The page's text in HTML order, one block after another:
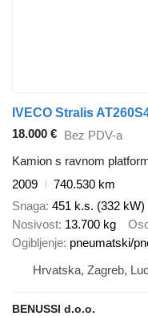
IVECO Stralis
18.000 € Bez PDV-a
Kamion s ravnom
2009
740.530 km
Snaga 451 k.s. (332 kW)
Nosivost 13.700 kg
Ogibljenje pneumatski/
Hrvatska, Zagreb,
BENUSSI d.o.o.